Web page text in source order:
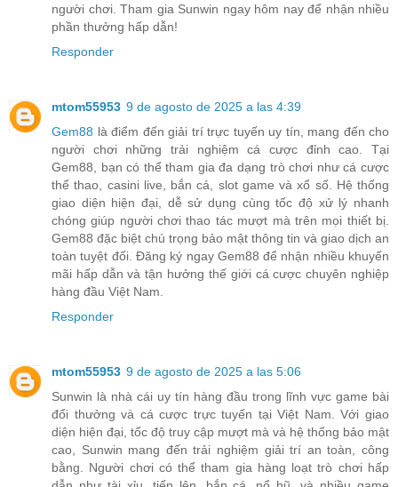
người chơi. Tham gia Sunwin ngay hôm nay để nhận nhiều
phần thưởng hấp dẫn!
Responder
mtom55953 9 de agosto de 2025 a las 4:39
Gem88 là điểm đến giải trí trực tuyến uy tín, mang đến cho
người chơi những trải nghiệm cá cược đỉnh cao. Tại
Gem88, bạn có thể tham gia đa dạng trò chơi như cá cược
thể thao, casini live, bắn cá, slot game và xổ số. Hệ thống
giao diện hiện đại, dễ sử dụng cùng tốc độ xử lý nhanh
chóng giúp người chơi thao tác mượt mà trên mọi thiết bị.
Gem88 đặc biệt chú trọng bảo mật thông tin và giao dịch an
toàn tuyệt đối. Đăng ký ngay Gem88 để nhận nhiều khuyến
mãi hấp dẫn và tận hưởng thế giới cá cược chuyên nghiệp
hàng đầu Việt Nam.
Responder
mtom55953 9 de agosto de 2025 a las 5:06
Sunwin là nhà cái uy tín hàng đầu trong lĩnh vực game bài
đổi thưởng và cá cược trực tuyến tại Việt Nam. Với giao
diện hiện đại, tốc độ truy cập mượt mà và hệ thống bảo mật
cao, Sunwin mang đến trải nghiệm giải trí an toàn, công
bằng. Người chơi có thể tham gia hàng loạt trò chơi hấp